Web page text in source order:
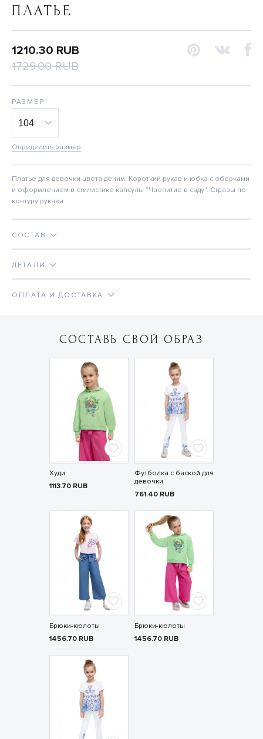
ПЛАТЬЕ
1210.30 RUB
1729.00 RUB
РАЗМЕР
Определить размер
Платье для девочки цвета деним. Короткий рукав и юбка с оборками
и оформлением в стилистике капсулы "Чаепитие в саду". Стразы по
контуру рукава.
СОСТАВ
ДЕТАЛИ
ОПЛАТА И ДОСТАВКА
СОСТАВЬ СВОЙ ОБРАЗ
Худи
1113.70 RUB
Футболка с баской для
девочки
761.40 RUB
Брюки-кюлоты
1456.70 RUB
Брюки-кюлоты
1456.70 RUB